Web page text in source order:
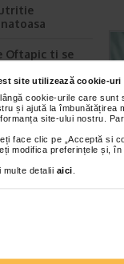
site utilizează cookie-uri
lângă cookie-urile care
și ajută la îmbunătățirea
site-ului nostru.
face clic pe „Acceptă si
modifica preferințele și,
multe detalii aici
Oftapic ti se
– Adorabili
prima clipa
cadou